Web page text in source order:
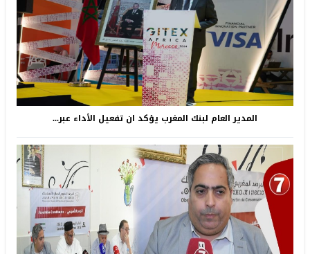
المدير العام لبنك المغرب يؤكد ان تفعيل الأداء عبر...